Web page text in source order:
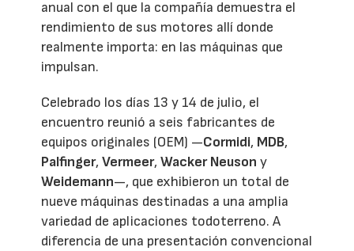
anual con el que la compañía demuestra el
rendimiento de sus motores allí donde
realmente importa: en las máquinas que
impulsan.
Celebrado los días 13 y 14 de julio, el
encuentro reunió a seis fabricantes de
equipos originales (OEM) —Cormidi, MDB,
Palfinger,Vermeer,Wacker Neuson y
Weidemann—, que exhibieron un total de
nueve máquinas destinadas a una amplia
variedad de aplicaciones todoterreno. A
diferencia de una presentación convencional